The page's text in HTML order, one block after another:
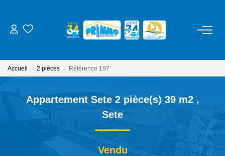
ESTIMER
NOS SERVICES
Accueil 2 pièces Référence 197
Appartement Sete 2 pièce(s) 39 m2 ,
Sete
Vendu